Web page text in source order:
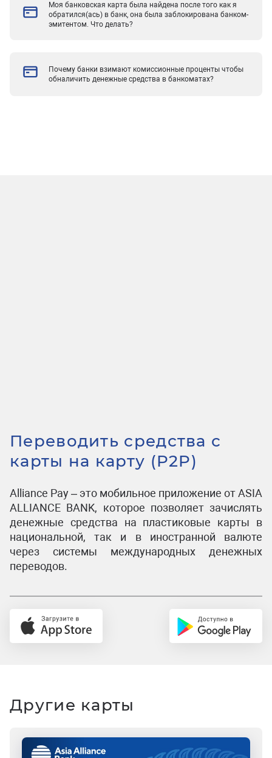
Моя банковская карта была найдена после того как я
обратился(ась) в банк, она была заблокирована банком-
эмитентом. Что делать?
Почему банки взимают комиссионные проценты чтобы
обналичить денежные средства в банкоматах?
Переводить средства с
карты на карту (P2P)
Alliance Pay – это мобильное приложение от ASIA
ALLIANCE BANK, которое позволяет зачислять
денежные средства на пластиковые карты в
национальной, так и в иностранной валюте
через системы международных денежных
переводов.
Другие карты